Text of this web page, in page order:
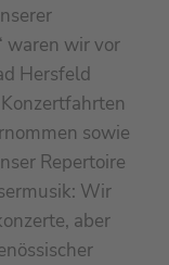
waren wir vor
Hersfeld
sowie
Repertoire
Wir
aber